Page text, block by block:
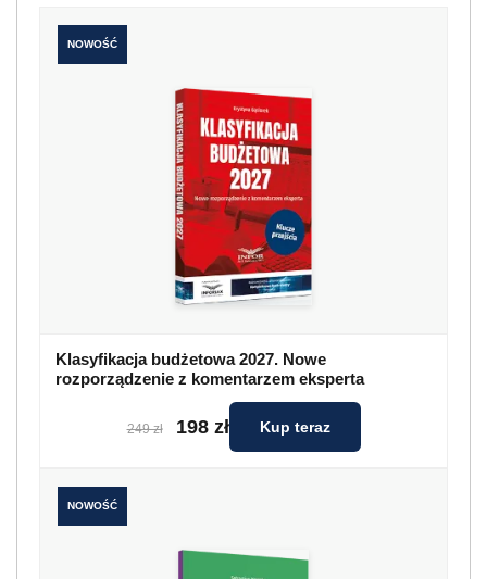
NOWOŚĆ
Klasyfikacja budżetowa 2027. Nowe
rozporządzenie z komentarzem eksperta
249 zł 198 zł Kup teraz
NOWOŚĆ